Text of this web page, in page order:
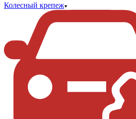
Колесный крепеж